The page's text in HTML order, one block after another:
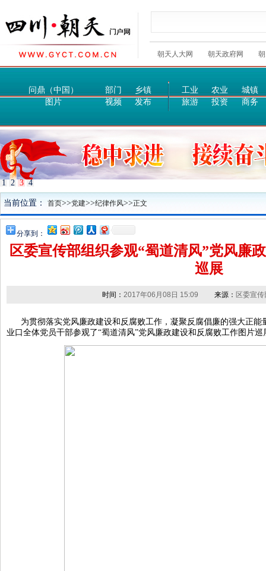
朝天人大网 朝天政府网
问鼎（中国） 部门
乡镇
图片
视频 发布
工业 农业
城镇
旅游
投资 商务
1 2 3 4
当前位置： 首页>>党建>>纪律作风>>正文
分享到：
区委宣传部组织参观“蜀道清风”党风廉
巡展
时间： 2017年06月08日 15:09 来源： 区委宣
为贯彻落实党风廉政建设和反腐败工作，凝聚反腐倡廉的强大正
业口全体党员干部参观了“蜀道清风”党风廉政建设和反腐败工作图片巡